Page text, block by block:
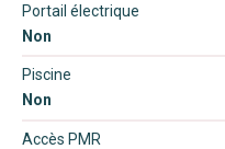
Portail électrique
Non
Piscine
Non
Accès PMR